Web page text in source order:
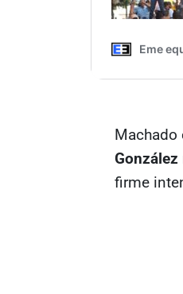
Machado
firme